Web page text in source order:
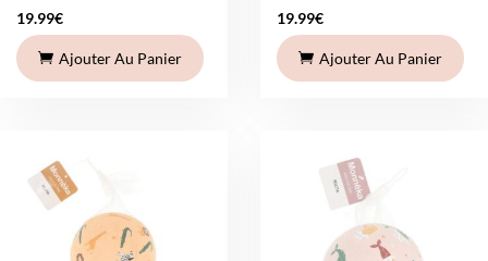
19.99€
Ajouter Au Panier
19.99€
Ajouter Au Panier